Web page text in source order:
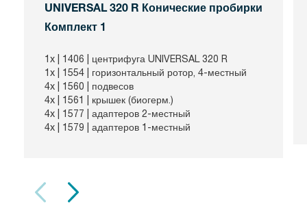
UNIVERSAL 320 R Конические пробирки
Комплект 1
1x | 1406
| центрифуга UNIVERSAL 320 R
1x | 1554
| горизонтальный ротор, 4-местный
4x | 1560
| подвесов
4x | 1561
| крышек (биогерм.)
4x | 1577
| адаптеров 2-местный
4x | 1579 | адаптеров 1-местный